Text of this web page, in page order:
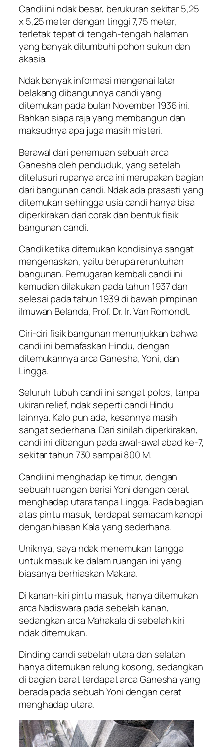
Candi ini ndak besar, berukuran sekitar 5,25
x 5,25 meter dengan tinggi 7,75 meter,
terletak tepat di tengah-tengah halaman
yang banyak ditumbuhi pohon sukun dan
akasia.
Ndak banyak informasi mengenai latar
belakang dibangunnya candi yang
ditemukan pada bulan November 1936 ini.
Bahkan siapa raja yang membangun dan
maksudnya apa juga masih misteri.
Berawal dari penemuan sebuah arca
Ganesha oleh penduduk, yang setelah
ditelusuri rupanya arca ini merupakan bagian
dari bangunan candi. Ndak ada prasasti yang
ditemukan sehingga usia candi hanya bisa
diperkirakan dari corak dan bentuk fisik
bangunan candi.
Candi ketika ditemukan kondisinya sangat
mengenaskan, yaitu berupa reruntuhan
bangunan. Pemugaran kembali candi ini
kemudian dilakukan pada tahun 1937 dan
selesai pada tahun 1939 di bawah pimpinan
ilmuwan Belanda, Prof. Dr. Ir. Van Romondt.
Ciri-ciri fisik bangunan menunjukkan bahwa
candi ini bernafaskan Hindu, dengan
ditemukannya arca Ganesha, Yoni, dan
Lingga.
Seluruh tubuh candi ini sangat polos, tanpa
ukiran relief, ndak seperti candi Hindu
lainnya. Kalo pun ada, kesannya masih
sangat sederhana. Dari sinilah diperkirakan,
candi ini dibangun pada awal-awal abad ke-7,
sekitar tahun 730 sampai 800 M.
Candi ini menghadap ke timur, dengan
sebuah ruangan berisi Yoni dengan cerat
menghadap utara tanpa Lingga. Pada bagian
atas pintu masuk, terdapat semacam kanopi
dengan hiasan Kala yang sederhana.
Uniknya, saya ndak menemukan tangga
untuk masuk ke dalam ruangan ini yang
biasanya berhiaskan Makara.
Di kanan-kiri pintu masuk, hanya ditemukan
arca Nadiswara pada sebelah kanan,
sedangkan arca Mahakala di sebelah kiri
ndak ditemukan.
Dinding candi sebelah utara dan selatan
hanya ditemukan relung kosong, sedangkan
di bagian barat terdapat arca Ganesha yang
berada pada sebuah Yoni dengan cerat
menghadap utara.